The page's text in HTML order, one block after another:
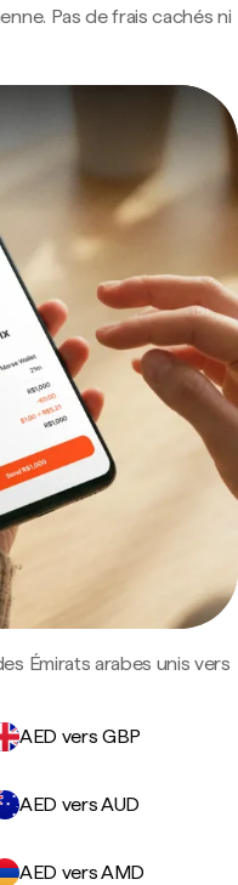
Pas de frais cachés ni
Émirats arabes unis vers
AED vers GBP
AED vers AUD
AED vers AMD